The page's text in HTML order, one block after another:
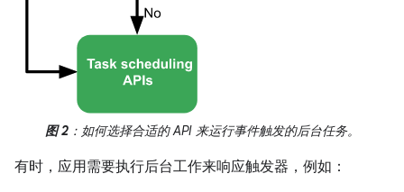
图 2：如何选择合适的 API 来运行事件触发的后台任务。
有时，应用需要执行后台工作来响应触发器，例如：